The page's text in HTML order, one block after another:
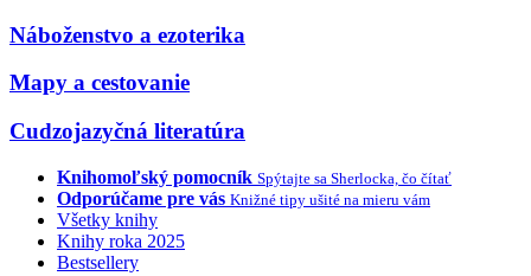
Náboženstvo a ezoterika
Mapy a cestovanie
Cudzojazyčná literatúra
Knihomoľský pomocník Spýtajte sa Sherlocka, čo čítať
Odporúčame pre vás Knižné tipy ušité na mieru vám
Všetky knihy
Knihy roka 2025
Bestsellery